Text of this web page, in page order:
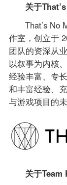
关于
That’s No
作室，创立于
团队的资深从
以叙事为内核
经验丰富、专
和丰富经验、
与游戏项目的未
关于Team